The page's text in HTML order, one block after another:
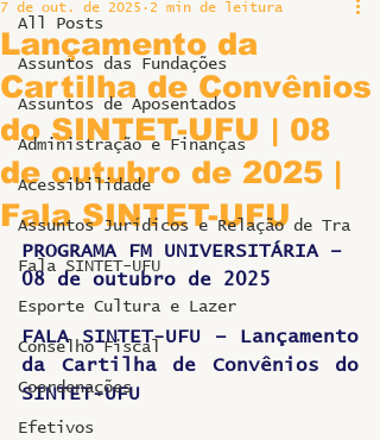
All Posts
Assuntos das Fundações
Assuntos de Aposentados
Administração e Finanças
Acessibilidade
Assuntos Jurídicos e Relação de Tra
Fala SINTET-UFU
Esporte Cultura e Lazer
Conselho Fiscal
Coordenações
Efetivos
Lançamento da
Cartilha de Convênios
do SINTET-UFU | 08
de outubro de 2025 |
Fala SINTET-UFU
7 de out. de 2025 2 min de leitura
PROGRAMA FM UNIVERSITÁRIA –
08 de outubro de 2025
FALA SINTET-UFU – Lançamento
da Cartilha de Convênios do
SINTET-UFU